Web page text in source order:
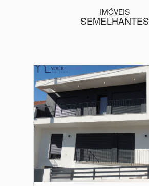
IMÓVEIS
SEMELHANTES